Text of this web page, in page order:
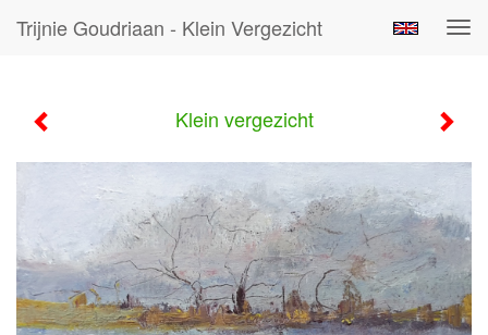
Trijnie Goudriaan - Klein Vergezicht
Klein vergezicht